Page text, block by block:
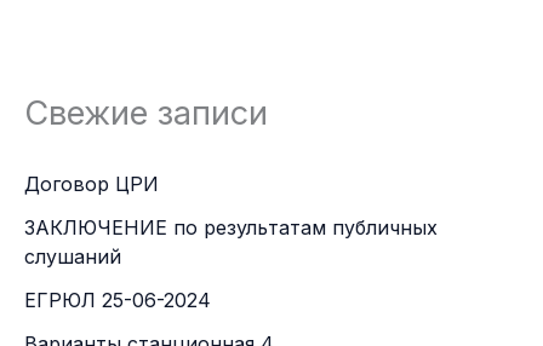
Свежие записи
Договор ЦРИ
ЗАКЛЮЧЕНИЕ по результатам публичных
слушаний
ЕГРЮЛ 25-06-2024